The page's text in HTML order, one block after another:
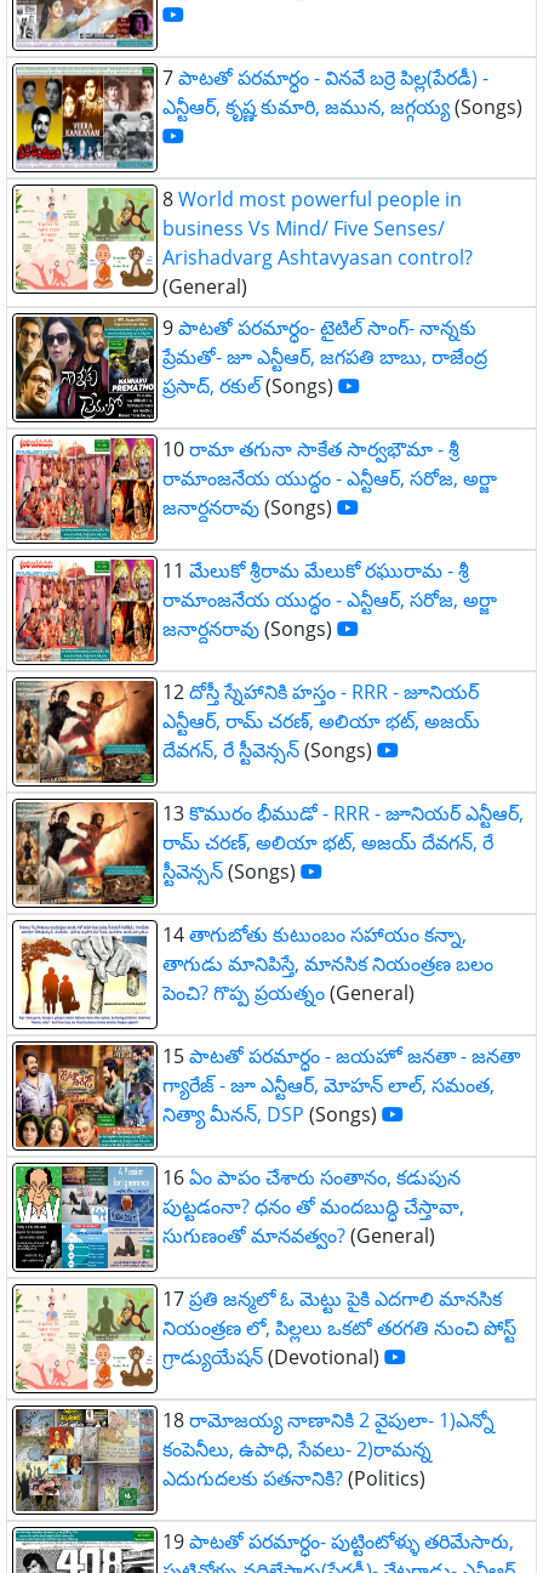
7పాటతో పరమార్ధం - వినవే బర్రె పిల్ల(పేరడీ) -
ఎన్టీఆర్, కృష్ణ కుమారి, జమున, జగ్గయ్య(Songs)
8World most powerful people in
business Vs Mind/ Five Senses/
Arishadvarg Ashtavyasan control?
(General)
9పాటతో పరమార్ధం- టైటిల్ సాంగ్- నాన్నకు
ప్రేమతో- జూ ఎన్టీఆర్, జగపతి బాబు, రాజేంద్ర
ప్రసాద్, రకుల్(Songs)
10రామా తగునా సాకేత సార్వభౌమా - శ్రీ
రామాంజనేయ యుద్ధం - ఎన్టీఆర్, సరోజ, అర్జా
జనార్దనరావు(Songs)
11 మేలుకో శ్రీరామ మేలుకో రఘురామ - శ్రీ
రామాంజనేయ యుద్ధం - ఎన్టీఆర్, సరోజ, అర్జా
జనార్దనరావు(Songs)
12దోస్తీ స్నేహానికి హస్తం - RRR - జూనియర్
ఎన్టీఆర్, రామ్ చరణ్, అలియా భట్, అజయ్
దేవగన్, రే స్టీవెన్సన్(Songs)
13కొమురం భీముడో - RRR - జూనియర్ ఎన్టీఆర్,
రామ్ చరణ్, అలియా భట్, అజయ్ దేవగన్, రే
స్టీవెన్సన్(Songs)
14తాగుబోతు కుటుంబం సహాయం కన్నా,
తాగుడు మానిపిస్తే, మానసిక నియంత్రణ బలం
పెంచి? గొప్ప ప్రయత్నం(General)
15పాటతో పరమార్ధం - జయహో జనతా - జనతా
గ్యారేజ్ - జూ ఎన్టీఆర్, మోహన్ లాల్, సమంత,
నిత్యా మీనన్, DSP (Songs)
16ఏం పాపం చేశారు సంతానం, కడుపున
పుట్టడంనా? ధనం తో మందబుద్ధి చేస్తావా,
సుగుణంతో మానవత్వం?(General)
17ప్రతి జన్మలో ఓ మెట్టు పైకి ఎదగాలి మానసిక
నియంత్రణ లో, పిల్లలు ఒకటో తరగతి నుంచి పోస్ట్
గ్రాడ్యుయేషన్(Devotional)
18రామోజయ్య నాణానికి 2 వైపులా- 1)ఎన్నో
కంపెనీలు, ఉపాధి, సేవలు- 2)రామన్న
ఎదుగుదలకు పతనానికి?(Politics)
19పాటతో పరమార్ధం- పుట్టింటోళ్ళు తరిమేసారు,